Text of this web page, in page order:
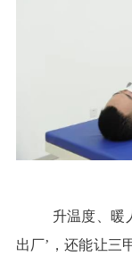
升温度、暖
出厂’，还能让三